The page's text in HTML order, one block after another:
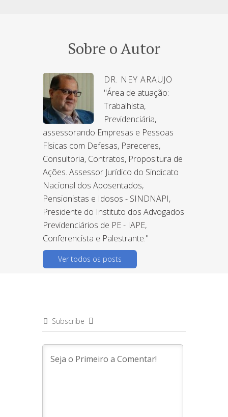
Sobre o Autor
DR. NEY ARAUJO
"Área de atuação:
Trabalhista,
Previdenciária,
assessorando Empresas e Pessoas
Físicas com Defesas, Pareceres,
Consultoria, Contratos, Propositura de
Ações. Assessor Jurídico do Sindicato
Nacional dos Aposentados,
Pensionistas e Idosos - SINDNAPI,
Presidente do Instituto dos Advogados
Previdenciários de PE - IAPE,
Conferencista e Palestrante."
Ver todos os posts
Subscribe